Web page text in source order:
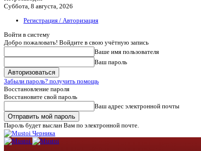
Суббота, 8 августа, 2026
Регистрация / Авторизация
Войти в систему
Добро пожаловать! Войдите в свою учётную запись
Ваше имя пользователя
Ваш пароль
Забыли пароль? получить помощь
Восстановление пароля
Восстановите свой пароль
Ваш адрес электронной почты
Пароль будет выслан Вам по электронной почте.
Черника